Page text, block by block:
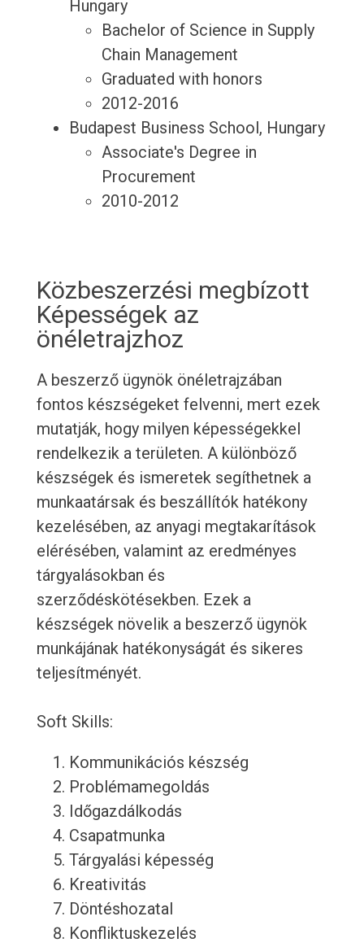
Hungary
Bachelor of Science in Supply
Chain Management
Graduated with honors
2012-2016
Budapest Business School, Hungary
Associate's Degree in
Procurement
2010-2012
Közbeszerzési megbízott
Képességek az
önéletrajzhoz
A beszerző ügynök önéletrajzában
fontos készségeket felvenni, mert ezek
mutatják, hogy milyen képességekkel
rendelkezik a területen. A különböző
készségek és ismeretek segíthetnek a
munkaatársak és beszállítók hatékony
kezelésében, az anyagi megtakarítások
elérésében, valamint az eredményes
tárgyalásokban és
szerződéskötésekben. Ezek a
készségek növelik a beszerző ügynök
munkájának hatékonyságát és sikeres
teljesítményét.
Soft Skills:
Kommunikációs készség
Problémamegoldás
Időgazdálkodás
Csapatmunka
Tárgyalási képesség
Kreativitás
Döntéshozatal
Konfliktuskezelés